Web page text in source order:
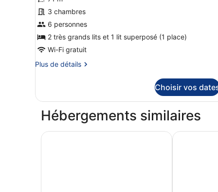
suite
4p
pour
ce
type
de
chambre :
Extra
|
6p
3 chambres
6 personnes
2 très grands lits et 1 lit superposé (1 place)
Wi-Fi gratuit
Plus de détails
Plus
le
Extra
Choisir vos
Hébergements similaires
Holiday Suites Blankenberge Corsendonk